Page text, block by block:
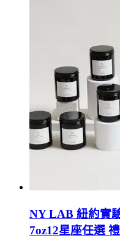
NY LAB 紐約實
7oz12星座任選